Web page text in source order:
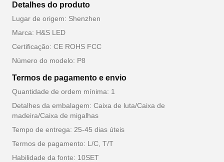
Detalhes do produto
Lugar de origem: Shenzhen
Marca: H&S LED
Certificação: CE ROHS FCC
Número do modelo: P8
Termos de pagamento e envio
Quantidade de ordem mínima: 1
Detalhes da embalagem: Caixa de luta/Caixa de
madeira/Caixa de migalhas
Tempo de entrega: 25-45 dias úteis
Termos de pagamento: L/C, T/T
Habilidade da fonte: 10SET